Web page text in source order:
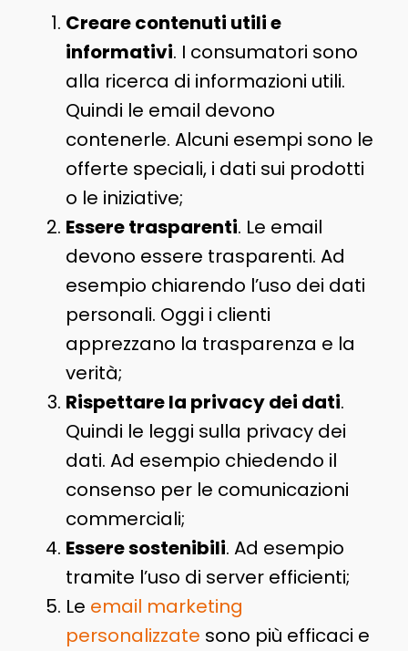
Creare contenuti utili e
informativi. I consumatori sono
alla ricerca di informazioni utili.
Quindi le email devono
contenerle. Alcuni esempi sono le
offerte speciali, i dati sui prodotti
o le iniziative;
Essere trasparenti. Le email
devono essere trasparenti. Ad
esempio chiarendo l’uso dei dati
personali. Oggi i clienti
apprezzano la trasparenza e la
verità;
Rispettare la privacy dei dati.
Quindi le leggi sulla privacy dei
dati. Ad esempio chiedendo il
consenso per le comunicazioni
commerciali;
Essere sostenibili. Ad esempio
tramite l’uso di server efficienti;
Le email marketing
personalizzate sono più efficaci e